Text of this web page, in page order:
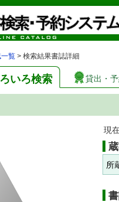
覧 > 検索結果書誌詳細
いろ検索 貸出・
現
所